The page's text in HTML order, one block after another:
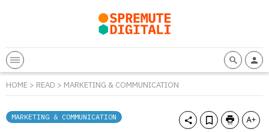
HOME > READ > MARKETING & COMMUNICATION
MARKETING & COMMUNICATION